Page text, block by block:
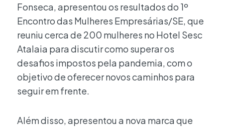
Fonseca, apresentou os resultados do 1º
Encontro das Mulheres Empresárias/SE, que
reuniu cerca de 200 mulheres no Hotel Sesc
Atalaia para discutir como superar os
desafios impostos pela pandemia, com o
objetivo de oferecer novos caminhos para
seguir em frente.
Além disso, apresentou a nova marca que